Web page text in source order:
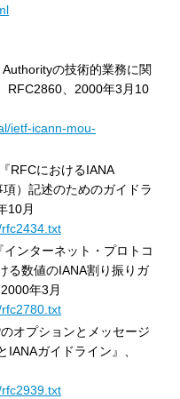
の技術的業務に関
RFC2860、2000年3月10
ietf-icann-mou-
RFCにおけるIANA
）記述のためのガイドラ
10月
ンターネット・プロトコ
る数値のIANA割り振りガ
年3月
オプションとメッセージ
IANAガイドライン』、